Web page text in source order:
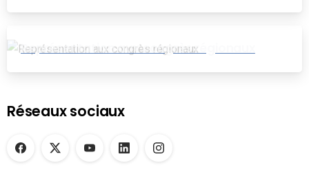
Représentation aux congrès régionaux
Réseaux sociaux